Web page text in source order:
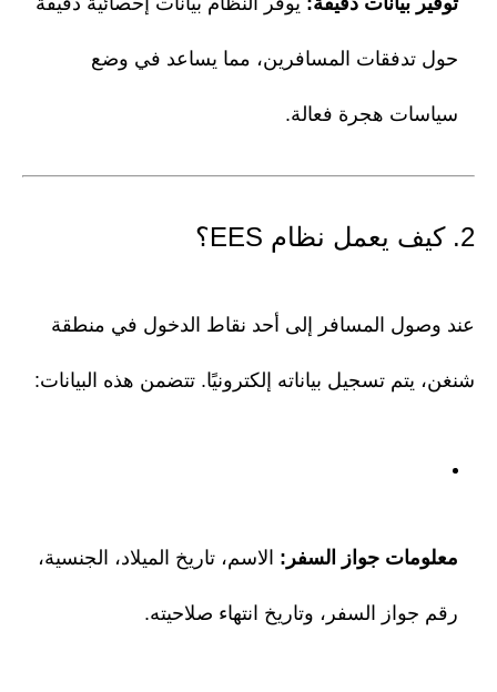
حول تدفقات المسافرين، مما يساعد في وضع
سياسات هجرة فعالة.
2. كيف يعمل نظام EES؟
عند وصول المسافر إلى أحد نقاط الدخول في منطقة
شنغن، يتم تسجيل بياناته إلكترونيًا. تتضمن هذه البيانات:
معلومات جواز السفر: الاسم، تاريخ الميلاد، الجنسية،
رقم جواز السفر، وتاريخ انتهاء صلاحيته.